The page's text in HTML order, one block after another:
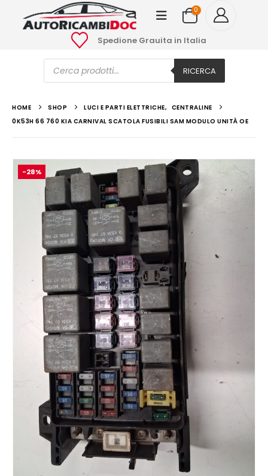
0
Spedione Grauita in Italia
Ricerca
prodotti RICERCA
HOME SHOP LUCI E PARTI ELETTRICHE, CENTRALINE
0K53H 66 760 KIA CARNIVAL SCATOLA FUSIBILI SAM MODULO UNITÀ OE
-28%